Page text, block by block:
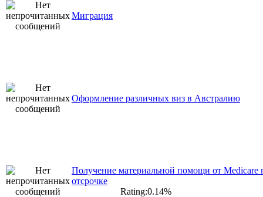
Миграция
Оформление различных виз в Австралию
Получение материальной помощи от Medicare
отсрочке
Rating:0.14%